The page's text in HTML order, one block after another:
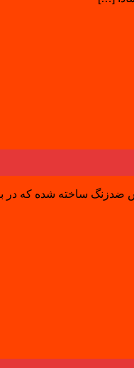
این جک‌ها از فولاد ضخیم با پوشش ضدزنگ